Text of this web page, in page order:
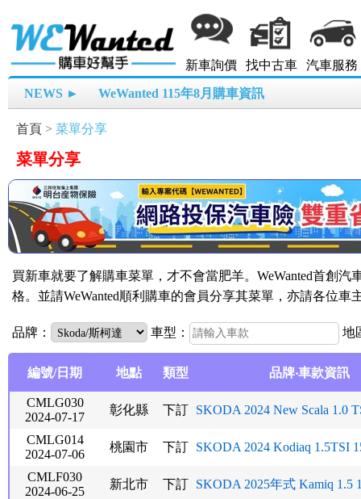
新車詢價 找中古車 汽車服務
NEWS ► WeWanted 115年8月購車資訊
首頁 > 菜單分享
菜單分享
買新車就要了解購車菜單，才不會當肥羊。WeWanted首創
格。並請WeWanted順利購車的會員分享其菜單，亦請各位
品牌： 車型： 地
編號/日期 地點 類型 品牌‧車款資訊
CMLG030
2024-07-17
彰化縣 下訂 SKODA 2024 New Scala 1.0
CMLG014
2024-07-06
桃園市 下訂 SKODA 2024 Kodiaq 1.5TSI
CMLF030
2024-06-25
新北市 下訂 SKODA 2025年式 Kamiq 1.5